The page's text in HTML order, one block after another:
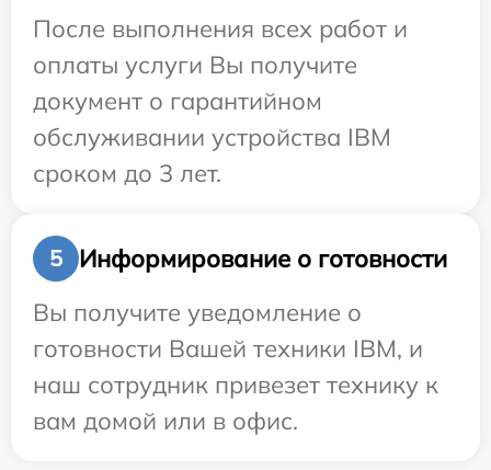
После выполнения всех работ и
оплаты услуги Вы получите
документ о гарантийном
обслуживании устройства IBM
сроком до 3 лет.
5
Информирование о готовности
Вы получите уведомление о
готовности Вашей техники IBM, и
наш сотрудник привезет технику к
вам домой или в офис.